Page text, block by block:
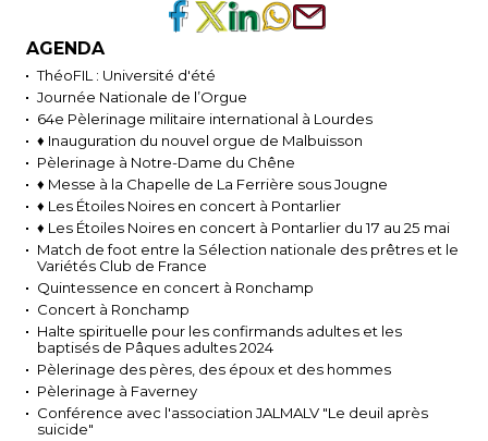
AGENDA
ThéoFIL : Université d'été
Journée Nationale de l’Orgue
64e Pèlerinage militaire international à Lourdes
♦ Inauguration du nouvel orgue de Malbuisson
Pèlerinage à Notre-Dame du Chêne
♦ Messe à la Chapelle de La Ferrière sous Jougne
♦ Les Étoiles Noires en concert à Pontarlier
♦ Les Étoiles Noires en concert à Pontarlier du 17 au 25 mai
Match de foot entre la Sélection nationale des prêtres et le
Variétés Club de France
Quintessence en concert à Ronchamp
Concert à Ronchamp
Halte spirituelle pour les confirmands adultes et les
baptisés de Pâques adultes 2024
Pèlerinage des pères, des époux et des hommes
Pèlerinage à Faverney
Conférence avec l'association JALMALV "Le deuil après
suicide"